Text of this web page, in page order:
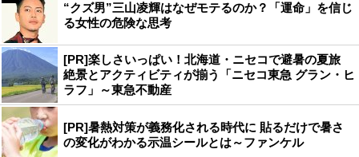
“クズ男”三山凌輝はなぜモテるのか？「運命」を信じ
る女性の危険な思考
[PR]楽しさいっぱい！北海道・ニセコで避暑の夏旅
絶景とアクティビティが揃う「ニセコ東急 グラン・ヒ
ラフ」～東急不動産
[PR]暑熱対策が義務化される時代に 貼るだけで暑さ
の変化がわかる示温シールとは～ファンケル